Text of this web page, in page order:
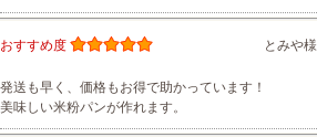
おすすめ度 とみや様
発送も早く、価格もお得で助かっています！
美味しい米粉パンが作れます。